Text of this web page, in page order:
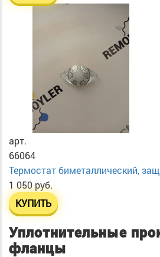
арт.
66064
Термостат биметаллический,
1 050 руб.
КУПИТЬ
Уплотнительные
фланцы